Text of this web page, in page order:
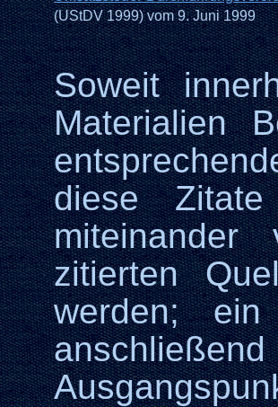
(UStDV 1999) vom 9. Juni 1999
Soweit
Materialien
diese
miteinander
zitierten
werden;